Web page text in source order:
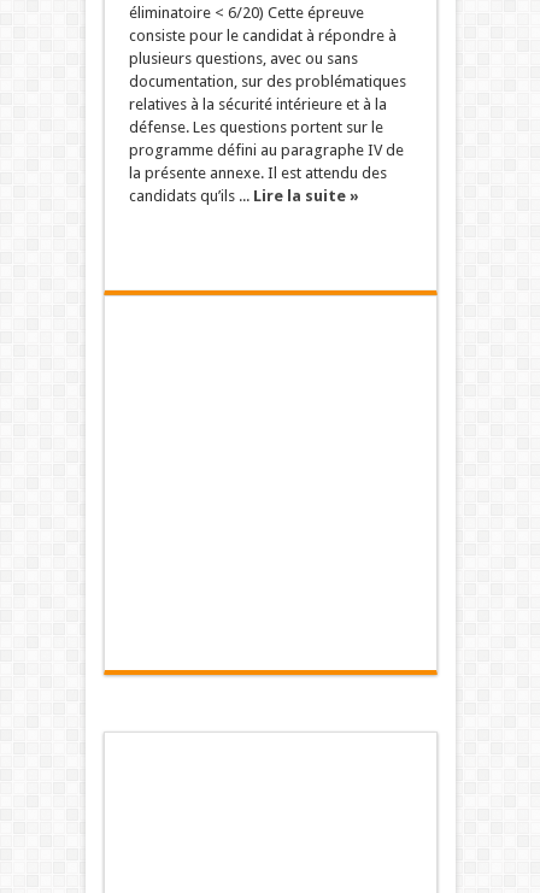
éliminatoire < 6/20) Cette épreuve
consiste pour le candidat à répondre à
plusieurs questions, avec ou sans
documentation, sur des problématiques
relatives à la sécurité intérieure et à la
défense. Les questions portent sur le
programme défini au paragraphe IV de
la présente annexe. Il est attendu des
candidats qu’ils ... Lire la suite »